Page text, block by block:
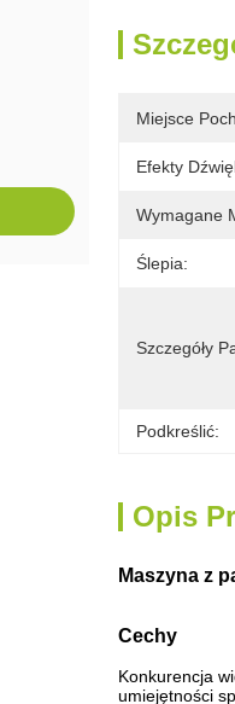
Miejsce
Efekty
Wymagane
Ślepia:
Szczegóły
Podkreślić:
Opis
Maszyna z
Cechy
Konkurencja
umiejętności